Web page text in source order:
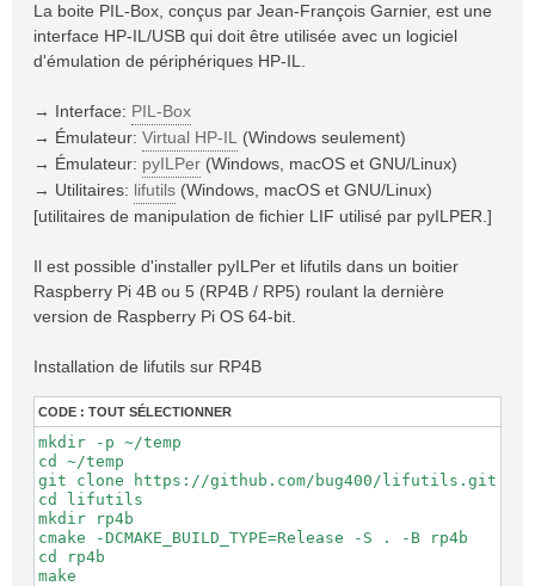
g
e
La boite PIL-Box, conçus par Jean-François Garnier, est une
interface HP-IL/USB qui doit être utilisée avec un logiciel
d'émulation de périphériques HP-IL.
→ Interface: PIL-Box
→ Émulateur: Virtual HP-IL
(Windows seulement)
→ Émulateur: pyILPer (Windows, macOS et GNU/Linux)
→ Utilitaires: lifutils (Windows, macOS et GNU/Linux)
[utilitaires de manipulation de fichier LIF utilisé par pyILPER.]
Il est possible d'installer pyILPer et lifutils dans un boitier
Raspberry Pi 4B ou 5 (RP4B / RP5) roulant la dernière
version de Raspberry Pi OS 64-bit.
Installation de lifutils sur RP4B
CODE : TOUT SÉLECTIONNER
mkdir -p ~/temp
cd ~/temp
git clone https://github.com/bug400/lifutils.git
cd lifutils
mkdir rp4b
cmake -DCMAKE_BUILD_TYPE=Release -S . -B rp4b
cd rp4b
make